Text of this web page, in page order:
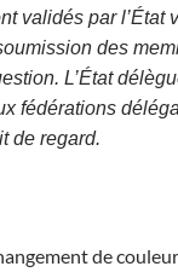
validés par l’État
des
L’État
fédérations
de regard.
de